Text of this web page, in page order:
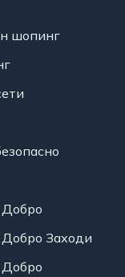
шопинг
Заходи